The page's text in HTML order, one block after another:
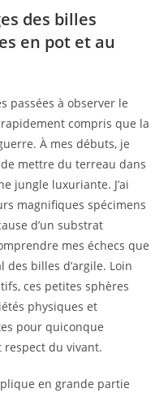
des billes
en pot et au
passées à observer le
compris que la
À mes débuts, je
mettre du terreau dans
jungle luxuriante. J’ai
magnifiques spécimens
d’un substrat
mes échecs que
des billes d’argile. Loin
ces petites sphères
physiques et
pour quiconque
du vivant.
en grande partie